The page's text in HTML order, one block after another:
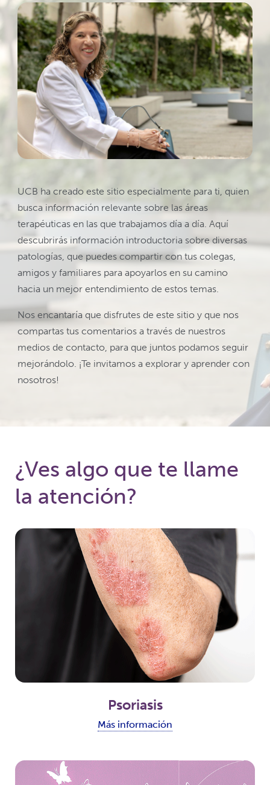
UCB ha creado este sitio especialmente para ti, quien
busca información relevante sobre las áreas
terapéuticas en las que trabajamos día a día. Aquí
descubrirás información introductoria sobre diversas
patologías, que puedes compartir con tus colegas,
amigos y familiares para apoyarlos en su camino
hacia un mejor entendimiento de estos temas.
Nos encantaría que disfrutes de este sitio y que nos
compartas tus comentarios a través de nuestros
medios de contacto, para que juntos podamos seguir
mejorándolo. ¡Te invitamos a explorar y aprender con
nosotros!
¿Ves algo que te llame
la atención?
Psoriasis
Más información